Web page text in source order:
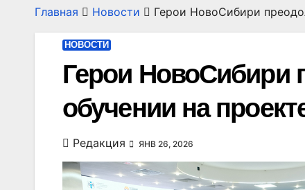
Главная Новости Герои НовоСибири
НОВОСТИ
Герои НовоСибири
обучении на
Редакция ЯНВ 26, 2026